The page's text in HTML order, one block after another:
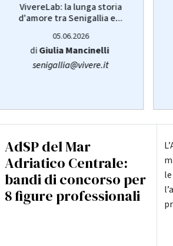
VivereLab: la lunga storia
d'amore tra Senigallia e...
05.06.2026
diGiulia Mancinelli
senigallia@vivere.it
AdSP del Mar
Adriatico Centrale:
bandi di concorso per
8 figure professionali